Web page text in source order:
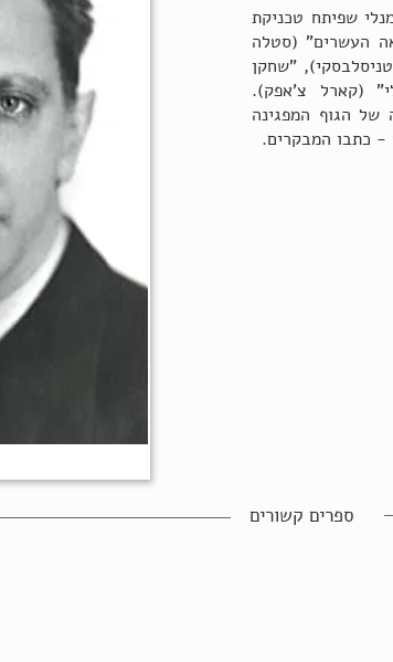
פנומנלי שפיתח טכניקת
העשרים" (סטלה
"שחקן
(קארל צ'אפק).
הגוף המפגינה
- כתבו המבקרים.
ספרים קשורים